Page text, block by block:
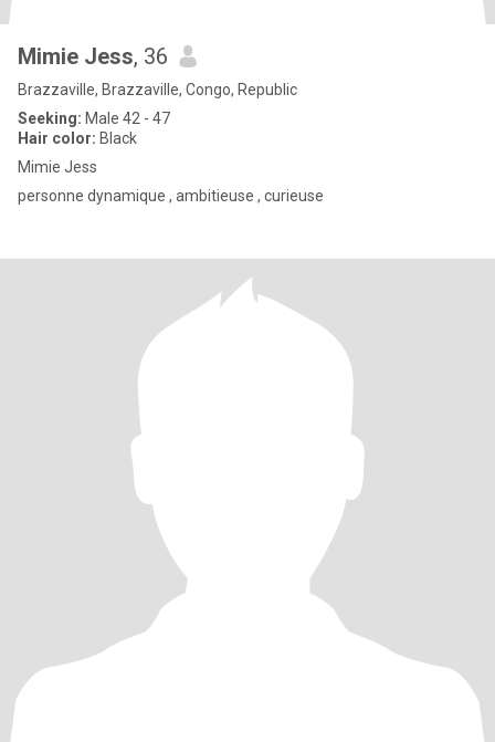
Mimie Jess, 36
Brazzaville, Brazzaville, Congo, Republic
Seeking: Male 42 - 47
Hair color: Black
Mimie Jess
personne dynamique , ambitieuse , curieuse